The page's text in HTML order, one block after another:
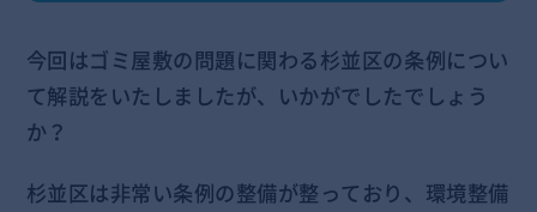
今回はゴミ屋敷の問題に関わる杉並区の条例につい
て解説をいたしましたが、いかがでしたでしょう
か？
杉並区は非常い条例の整備が整っており、環境整備